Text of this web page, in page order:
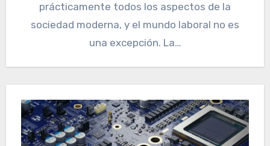
prácticamente todos los aspectos de la
sociedad moderna, y el mundo laboral no es
una excepción. La…